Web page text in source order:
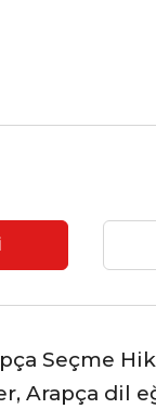
Seçme
Arapça dil